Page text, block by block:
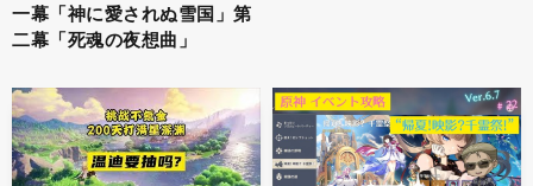
一幕「神に愛されぬ雪国」第
二幕「死魂の夜想曲」